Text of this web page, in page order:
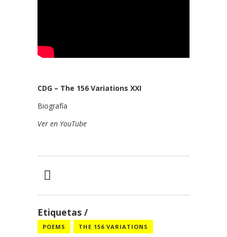
CDG – The 156 Variations XXI
Biografía
Ver en YouTube
Etiquetas
POEMS THE 156 VARIATIONS